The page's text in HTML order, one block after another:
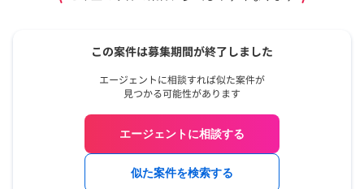
エージェントに相談する
似た案件を検索する